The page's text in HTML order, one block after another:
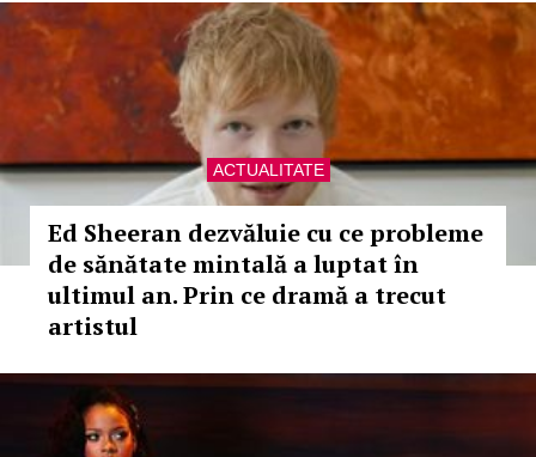
ACTUALITATE
Ed Sheeran dezvăluie cu ce probleme
de sănătate mintală a luptat în
ultimul an. Prin ce dramă a trecut
artistul